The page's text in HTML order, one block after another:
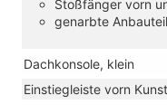
Stoßfänger vorn
genarbte
Dachkonsole, klein
Einstiegleiste vorn